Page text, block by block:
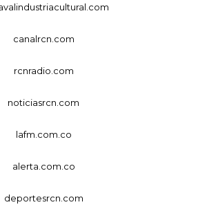
canalrcn.com
rcnradio.com
noticiasrcn.com
lafm.com.co
alerta.com.co
deportesrcn.com